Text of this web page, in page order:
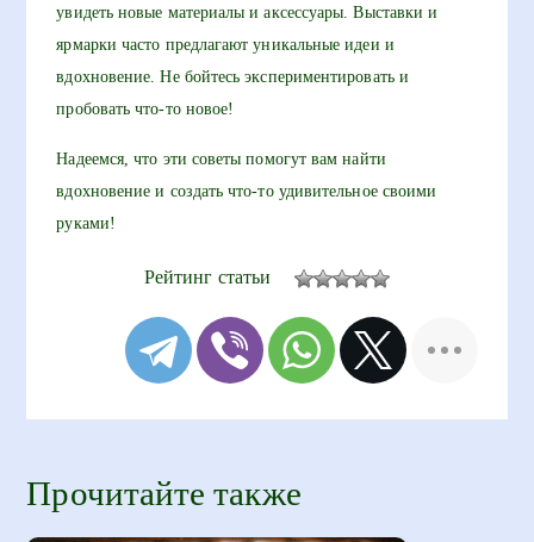
увидеть новые материалы и аксессуары. Выставки и
ярмарки часто предлагают уникальные идеи и
вдохновение. Не бойтесь экспериментировать и
пробовать что-то новое!
Надеемся, что эти советы помогут вам найти
вдохновение и создать что-то удивительное своими
руками!
Рейтинг статьи
Прочитайте также